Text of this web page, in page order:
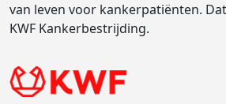
van leven voor kankerpatiënten.
KWF Kankerbestrijding.